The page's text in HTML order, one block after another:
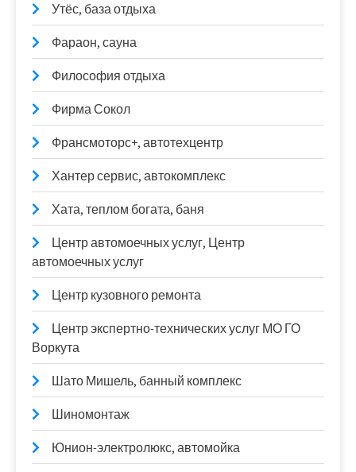
Утёс, база отдыха
Фараон, сауна
Философия отдыха
Фирма Сокол
Франсмоторс+, автотехцентр
Хантер сервис, автокомплекс
Хата, теплом богата, баня
Центр автомоечных услуг, Центр
автомоечных услуг
Центр кузовного ремонта
Центр экспертно-технических услуг МО ГО
Воркута
Шато Мишель, банный комплекс
Шиномонтаж
Юнион-электролюкс, автомойка